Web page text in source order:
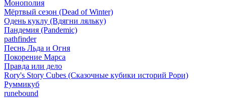
Монополия
Мёртвый сезон (Dead of Winter)
Одень куклу (Вдягни ляльку)
Пандемия (Pandemic)
pathfinder
Песнь Льда и Огня
Покорение Марса
Правда или дело
Rory's Story Cubes (Сказочные кубики историй Рори)
Руммикуб
runebound